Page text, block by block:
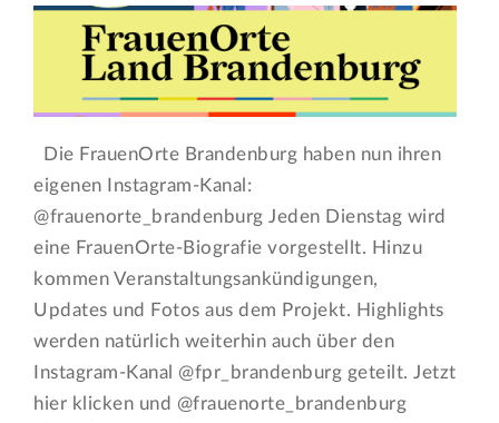
Die FrauenOrte Brandenburg haben nun ihren
eigenen Instagram-Kanal:
@frauenorte_brandenburg Jeden Dienstag wird
eine FrauenOrte-Biografie vorgestellt. Hinzu
kommen Veranstaltungsankündigungen,
Updates und Fotos aus dem Projekt. Highlights
werden natürlich weiterhin auch über den
Instagram-Kanal @fpr_brandenburg geteilt. Jetzt
hier klicken und @frauenorte_brandenburg